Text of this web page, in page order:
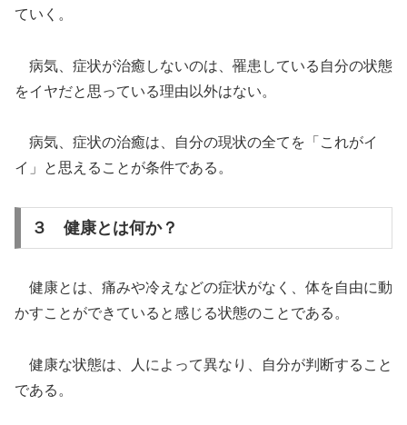
ていく。
病気、症状が治癒しないのは、罹患している自分の状態
をイヤだと思っている理由以外はない。
病気、症状の治癒は、自分の現状の全てを「これがイ
イ」と思えることが条件である。
３ 健康とは何か？
健康とは、痛みや冷えなどの症状がなく、体を自由に動
かすことができていると感じる状態のことである。
健康な状態は、人によって異なり、自分が判断すること
である。